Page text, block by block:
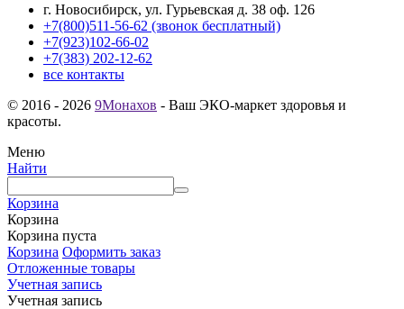
г. Новосибирск, ул. Гурьевская д. 38 оф. 126
+7(800)511-56-62 (звонок бесплатный)
+7(923)102-66-02
+7(383) 202-12-62
все контакты
© 2016 - 2026 9Монахов - Ваш ЭКО-маркет здоровья и
красоты.
Меню
Найти
Корзина
Корзина
Корзина пуста
Корзина Оформить заказ
Отложенные товары
Учетная запись
Учетная запись